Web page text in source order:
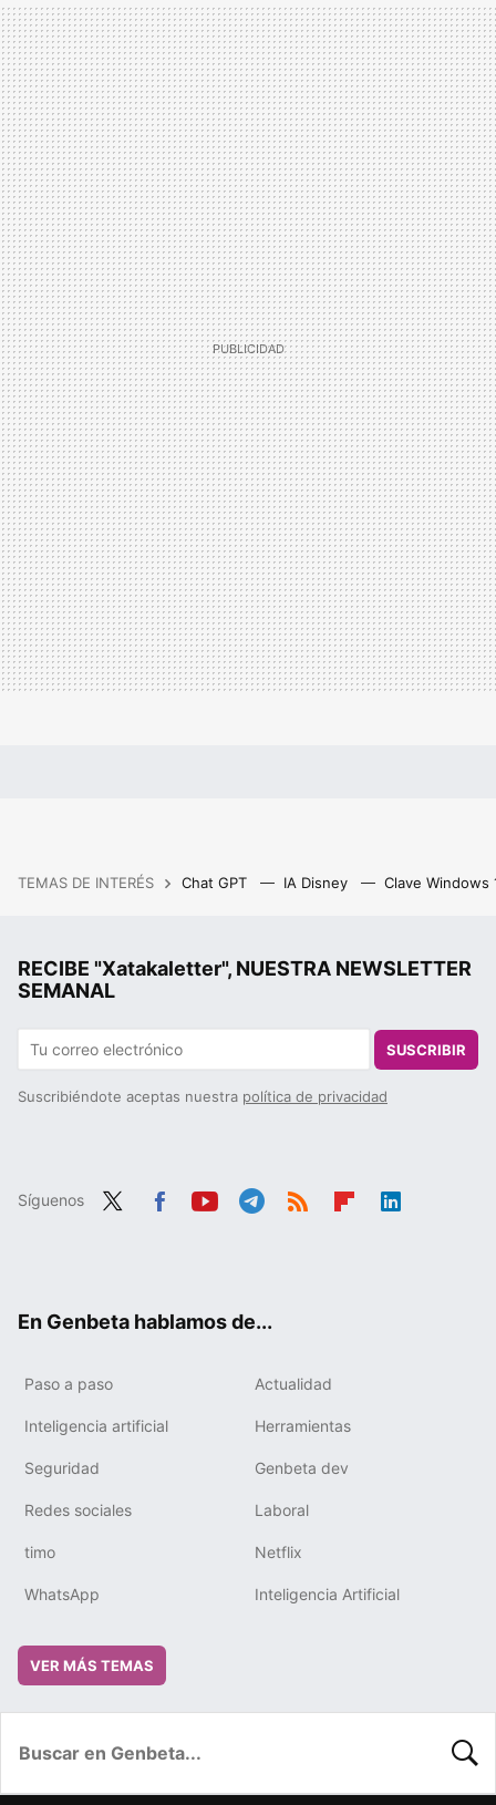
MAIL
TEMAS DE INTERÉS Chat GPT IA Disney Clave Windows
RECIBE "Xatakaletter", NUESTRA NEWSLETTER
SEMANAL
SUSCRIBIR
Suscribiéndote aceptas nuestra política de privacidad
Síguenos
En Genbeta hablamos de...
Paso a paso Actualidad
Inteligencia artificial Herramientas
Seguridad Genbeta dev
Redes sociales Laboral
timo Netflix
WhatsApp Inteligencia Artificial
VER MÁS TEMAS